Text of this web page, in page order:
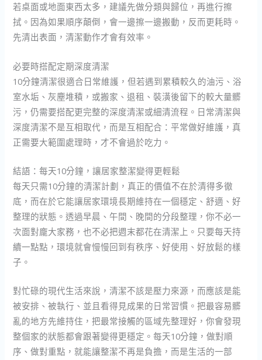
若桌面或地面東西太多，建議先做分類與歸位，再進行擦
拭。因為如果順序顛倒，會一邊擦一邊搬動，反而更耗時。
先清出表面，清潔動作才會有效率。
必要時搭配定期深度清潔
10分鐘清潔很適合日常維護，但若遇到累積較久的油污、浴
室水垢、灰塵堆積，或搬家、退租、裝潢後留下的較大量髒
污，仍需要搭配更完整的深度清潔或細清流程。日常清潔與
深度清潔不是互相取代，而是互相配合：平常做好維護，真
正需要大範圍處理時，才不會過於吃力。
結語：每天10分鐘，讓居家整潔變得更輕鬆
每天只需10分鐘的清潔計劃，真正的價值不在於清得多徹
底，而在於它能讓居家環境長期維持在一個穩定、舒適、好
整理的狀態。透過早晨、午間、晚間的分段整理，你不必一
次面對龐大家務，也不必把週末都花在清潔上。只要每天持
續一點點，環境就會慢慢回到有秩序、好使用、好放鬆的樣
子。
對忙碌的現代生活來說，清潔不該是壓力來源，而應該是能
被安排、被執行、並且看得見成果的日常習慣。把最容易髒
亂的地方先維持住，把最常接觸的區域先整理好，你會發現
整個家的狀態都會跟著變得更穩定。每天10分鐘，做對順
序、做對重點，就能讓整潔不再是負擔，而是生活的一部